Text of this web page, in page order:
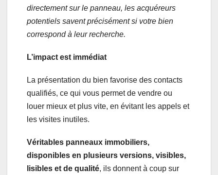
directement sur le panneau, les acquéreurs
potentiels savent précisément si votre bien
correspond à leur recherche.
L’impact est immédiat
La présentation du bien favorise des contacts
qualifiés, ce qui vous permet de vendre ou
louer mieux et plus vite, en évitant les appels et
les visites inutiles.
Véritables panneaux immobiliers,
disponibles en plusieurs versions, visibles,
lisibles et de qualité, ils donnent à coup sur